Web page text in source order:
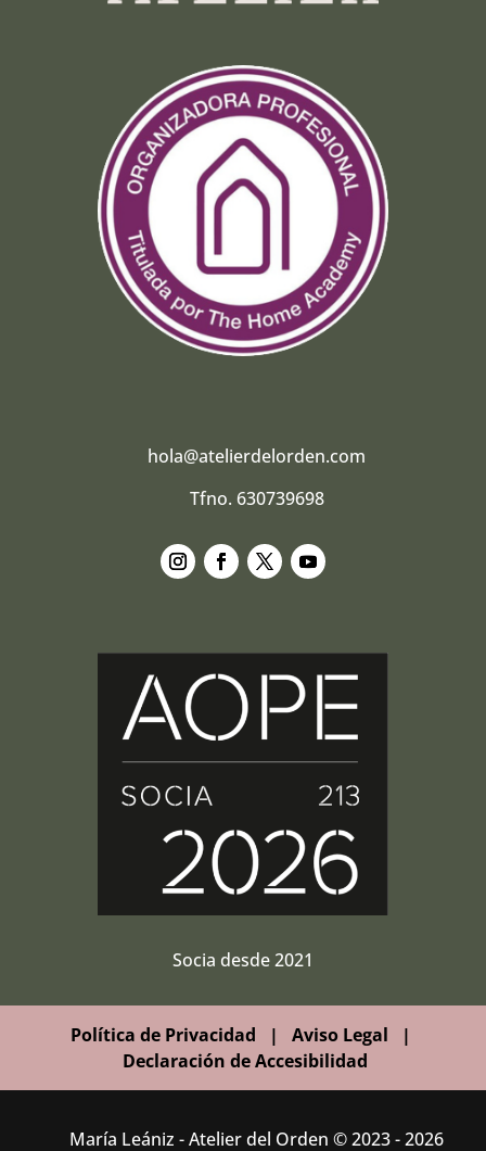
hola@atelierdelorden.com
Tfno. 630739698
Socia desde 2021
Política de Privacidad | Aviso Legal |
Declaración de Accesibilidad
María Leániz - Atelier del Orden © 2023 - 2026